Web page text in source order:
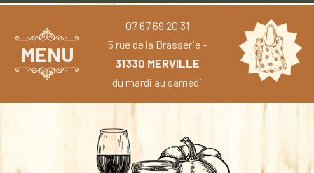
MENU
07 67 69 20 31
5 rue de la Brasserie -
31330 MERVILLE
du mardi au samedi